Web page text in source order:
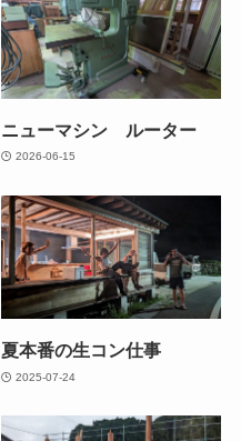
ニューマシン ルーター
2026-06-15
夏本番の生コン仕事
2025-07-24